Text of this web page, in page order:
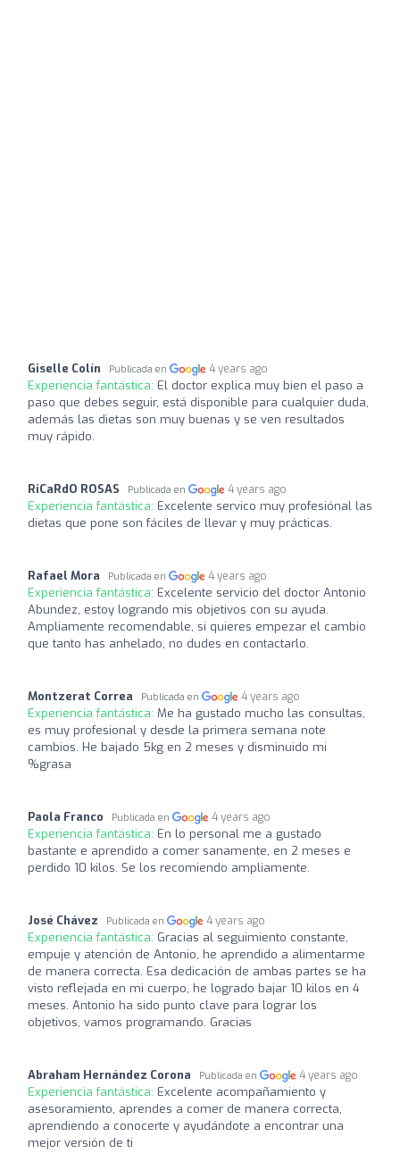
Giselle Colín Publicada en 4 years ago
Experiencia fantástica: El doctor explica muy bien el paso a
paso que debes seguir, está disponible para cualquier duda,
además las dietas son muy buenas y se ven resultados
muy rápido.
RiCaRdO ROSAS Publicada en 4 years ago
Experiencia fantástica: Excelente servico muy profesiónal las
dietas que pone son fáciles de llevar y muy prácticas.
Rafael Mora Publicada en 4 years ago
Experiencia fantástica: Excelente servicio del doctor Antonio
Abundez, estoy logrando mis objetivos con su ayuda.
Ampliamente recomendable, si quieres empezar el cambio
que tanto has anhelado, no dudes en contactarlo.
Montzerat Correa Publicada en 4 years ago
Experiencia fantástica: Me ha gustado mucho las consultas,
es muy profesional y desde la primera semana note
cambios. He bajado 5kg en 2 meses y disminuido mi
%grasa
Paola Franco Publicada en 4 years ago
Experiencia fantástica: En lo personal me a gustado
bastante e aprendido a comer sanamente, en 2 meses e
perdido 10 kilos. Se los recomiendo ampliamente.
José Chávez Publicada en 4 years ago
Experiencia fantástica: Gracias al seguimiento constante,
empuje y atención de Antonio, he aprendido a alimentarme
de manera correcta. Esa dedicación de ambas partes se ha
visto reflejada en mi cuerpo, he logrado bajar 10 kilos en 4
meses. Antonio ha sido punto clave para lograr los
objetivos, vamos programando. Gracias
Abraham Hernández Corona Publicada en 4 years ago
Experiencia fantástica: Excelente acompañamiento y
asesoramiento, aprendes a comer de manera correcta,
aprendiendo a conocerte y ayudándote a encontrar una
mejor versión de ti